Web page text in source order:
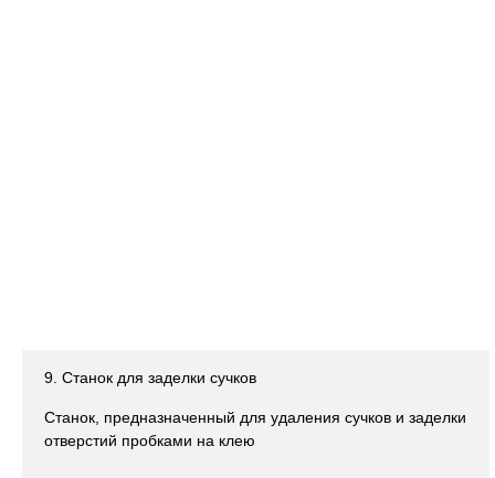
9. Станок для заделки сучков
Станок, предназначенный для удаления сучков и заделки
отверстий пробками на клею